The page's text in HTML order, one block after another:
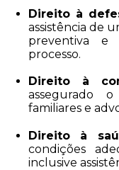
Direito à
assistência de
preventiva e
processo.
Direito à
assegurado
familiares e
Direito à
condições
inclusive